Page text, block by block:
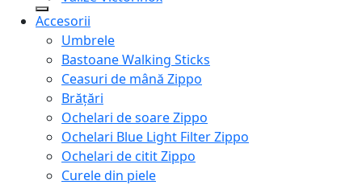
Accesorii
Umbrele
Bastoane Walking Sticks
Ceasuri de mână Zippo
Brățări
Ochelari de soare Zippo
Ochelari Blue Light Filter Zippo
Ochelari de citit Zippo
Curele din piele